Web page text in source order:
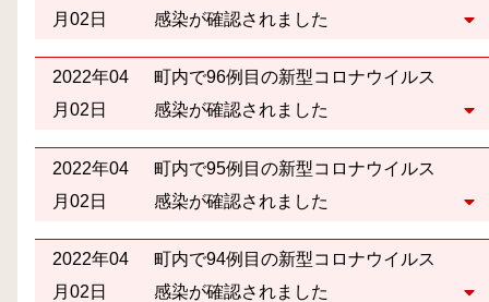
月02日
感染が確認されました
2022年04
月02日
町内で96例目の新型コロナウイルス
感染が確認されました
2022年04
月02日
町内で95例目の新型コロナウイルス
感染が確認されました
2022年04
月02日
町内で94例目の新型コロナウイルス
感染が確認されました